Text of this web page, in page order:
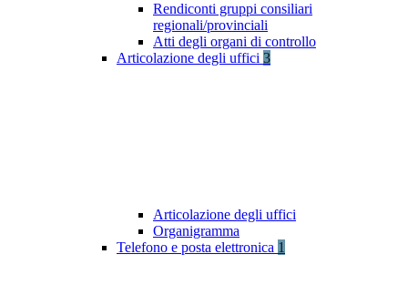
Rendiconti gruppi consiliari
regionali/provinciali
Atti degli organi di controllo
Articolazione degli uffici 3
Articolazione degli uffici
Organigramma
Telefono e posta elettronica 1